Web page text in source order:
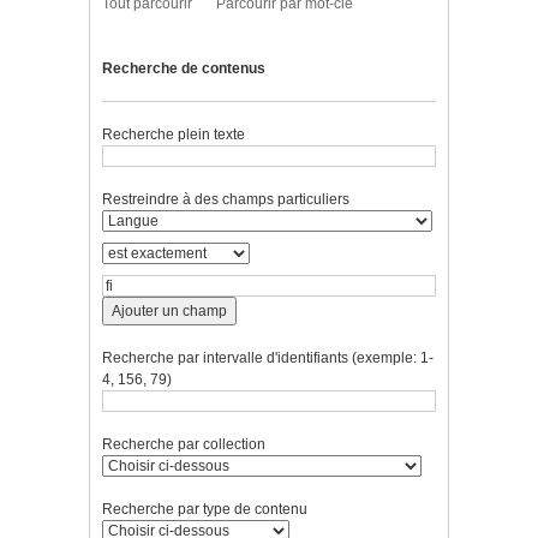
Tout parcourir Parcourir par mot-clé
Recherche de contenus
Recherche plein texte
Restreindre à des champs particuliers
Ajouter un champ
Recherche par intervalle d'identifiants (exemple: 1-
4, 156, 79)
Recherche par collection
Recherche par type de contenu